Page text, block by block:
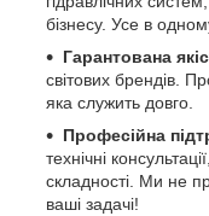
бізнесу. Усе в
Гарантована
світових брендів.
яка служить довго.
Професійна
технічні
складності. Ми не
ваші задачі!